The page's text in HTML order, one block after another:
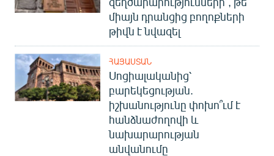
միայն դրանցից բողոքների
թիվն է նվազել
ՀԱՅԱՍՏԱՆ
Սոցիալականից՝
բարեկեցության.
իշխանությունը փոխո՞ւմ է
հանձնաժողովի և
նախարարության
անվանումը